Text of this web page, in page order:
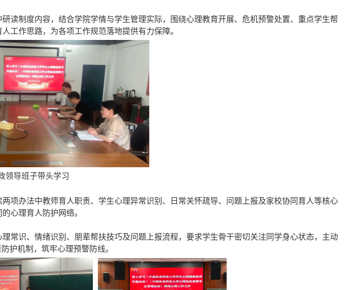
读制度内容，结合学院学情与学生管理实际，围绕心理教育开展、危机预警处置、重点学生帮
工作思路，为各项工作规范落地提供有力保障。
领导班子带头学习
项办法中教师育人职责、学生心理异常识别、日常关怀疏导、问题上报及家校协同育人等核心
心理育人防护网络。
常识、情绪识别、朋辈帮扶技巧及问题上报流程，要求学生骨干密切关注同学身心状态，主动
护机制，筑牢心理预警防线。